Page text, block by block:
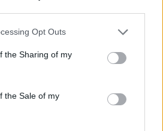
Opt Outs
the Sharing of my
the Sale of my
depăși 150.000 – 200.000.
rușilor trebuie făcute în
plafonul de 63 de
de petrol rusesc. Toată